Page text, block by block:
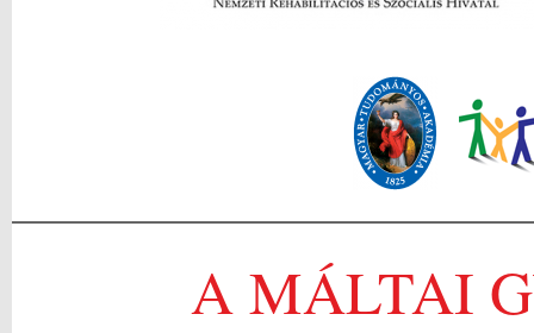
A MÁLTAI